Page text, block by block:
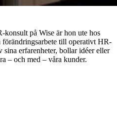
på Wise är hon ute hos
till operativt HR-
sina erfarenheter, bollar idéer eller
– och med – våra kunder.